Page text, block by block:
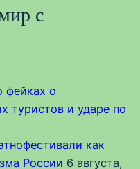
с
фейках о
туристов и ударе по
как
России 6 августа,